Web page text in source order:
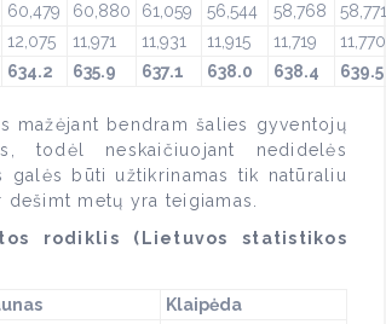
60,479 60,880 61,059 56,544 58,768
58,771
12,075 11,971 11,931 11,915 11,719
11,770
634.2 635.9 637.1 638.0 638.4 639.5
mažėjant bendram šalies gyventojų
todėl neskaičiuojant nedidelės
būti užtikrinamas tik natūraliu
metų yra teigiamas.
rodiklis (Lietuvos statistikos
Klaipėda